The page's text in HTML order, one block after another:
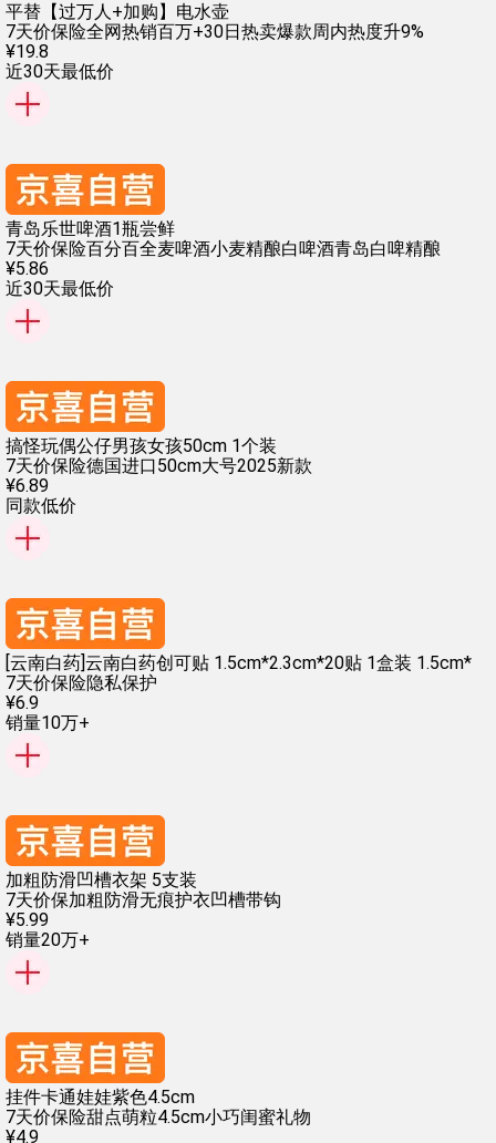
平替【过万人+加购】电水壶
7天价保险全网热销百万+30日热卖爆款周内热度升9%
¥19.8
近30天最低价
青岛乐世啤酒1瓶尝鲜
7天价保险百分百全麦啤酒小麦精酿白啤酒青岛白啤精酿
¥5.86
近30天最低价
搞怪玩偶公仔男孩女孩50cm 1个装
7天价保险德国进口50cm大号2025新款
¥6.89
同款低价
[云南白药]云南白药创可贴 1.5cm*2.3cm*20贴 1盒装 1.5cm*
7天价保险隐私保护
¥6.9
销量10万+
加粗防滑凹槽衣架 5支装
7天价保加粗防滑无痕护衣凹槽带钩
¥5.99
销量20万+
挂件卡通娃娃紫色4.5cm
7天价保险甜点萌粒4.5cm小巧闺蜜礼物
¥4.9